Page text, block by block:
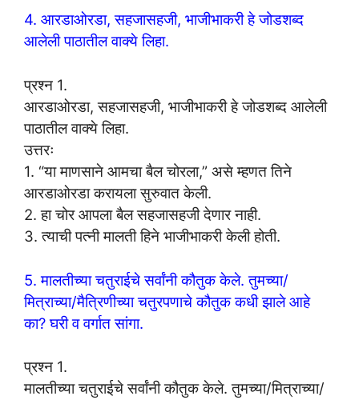
4. आरडाओरडा, सहजासहजी, भाजीभाकरी हे जोडशब्द
आलेली पाठातील वाक्ये लिहा.
प्रश्न 1.
आरडाओरडा, सहजासहजी, भाजीभाकरी हे जोडशब्द आलेली
पाठातील वाक्ये लिहा.
उत्तरः
1. “या माणसाने आमचा बैल चोरला,” असे म्हणत तिने
आरडाओरडा करायला सुरुवात केली.
2. हा चोर आपला बैल सहजासहजी देणार नाही.
3. त्याची पत्नी मालती हिने भाजीभाकरी केली होती.
5. मालतीच्या चतुराईचे सर्वांनी कौतुक केले. तुमच्या/
मित्राच्या/मैत्रिणीच्या चतुरपणाचे कौतुक कधी झाले आहे
का? घरी व वर्गात सांगा.
प्रश्न 1.
मालतीच्या चतुराईचे सर्वांनी कौतुक केले. तुमच्या/मित्राच्या/